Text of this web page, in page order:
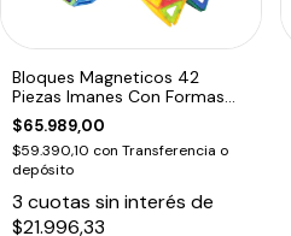
Bloques Magneticos 42
Piezas Imanes Con Formas
Magnetic Blocks Inspire Set
$65.989,00
$59.390,10 con Transferencia o
depósito
3 cuotas sin interés de
$21.996,33